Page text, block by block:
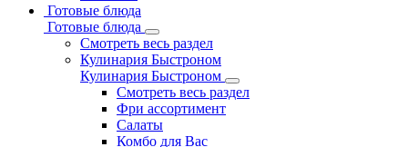
Готовые блюда
Готовые блюда
Смотреть весь раздел
Кулинария Быстроном
Кулинария Быстроном
Смотреть весь раздел
Фри ассортимент
Салаты
Комбо для Вас